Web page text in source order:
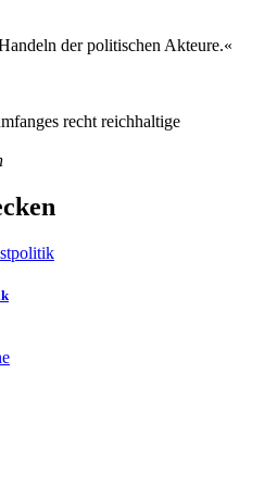
der politischen Akteure.«
recht reichhaltige